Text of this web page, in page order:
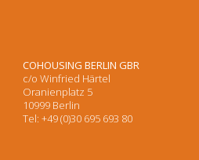
COHOUSING BERLIN GBR
c/o Winfried Härtel
Oranienplatz 5
10999 Berlin
Tel: +49 (0)30 695 693 80